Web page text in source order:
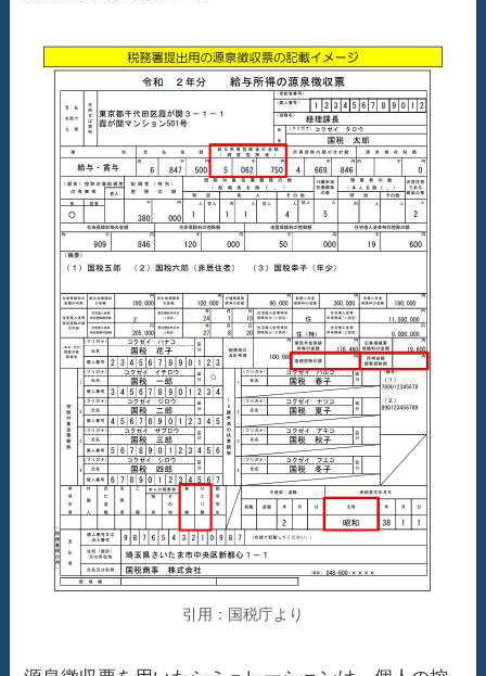
引用：国税庁より